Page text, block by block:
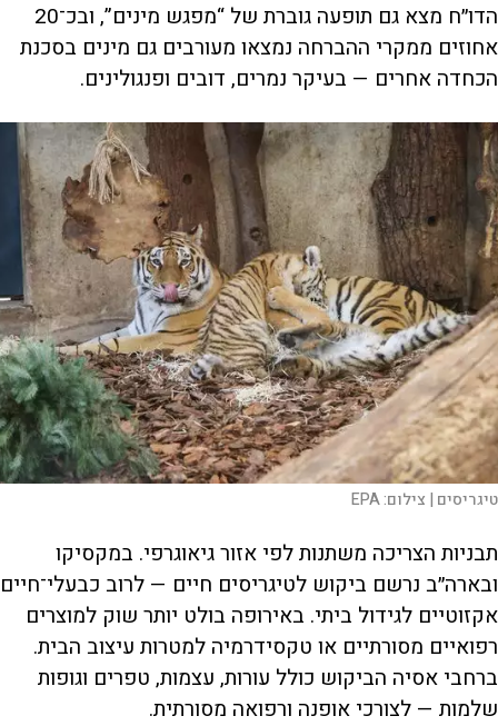
הדו״ח מצא גם תופעה גוברת של “מפגש מינים”, ובכ־20
אחוזים ממקרי ההברחה נמצאו מעורבים גם מינים בסכנת
הכחדה אחרים — בעיקר נמרים, דובים ופנגולינים.
טיגריסים | צילום:EPA
תבניות הצריכה משתנות לפי אזור גיאוגרפי. במקסיקו
ובארה״ב נרשם ביקוש לטיגריסים חיים — לרוב כבעלי־חיים
אקזוטיים לגידול ביתי. באירופה בולט יותר שוק למוצרים
רפואיים מסורתיים או טקסידרמיה למטרות עיצוב הבית.
ברחבי אסיה הביקוש כולל עורות, עצמות, טפרים וגופות
שלמות — לצורכי אופנה ורפואה מסורתית.